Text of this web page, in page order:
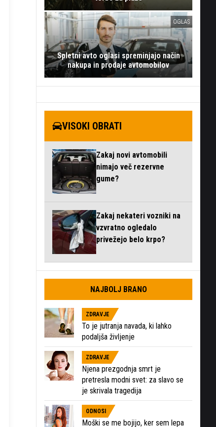
OGLAS
Spletni avto oglasi spreminjajo način
nakupa in prodaje avtomobilov
VISOKI OBRATI
Zakaj novi avtomobili
nimajo več rezervne
gume?
Zakaj nekateri vozniki na
vzvratno ogledalo
privežejo belo krpo?
NAJBOLJ BRANO
ZDRAVJE
To je jutranja navada, ki lahko
podaljša življenje
ZDRAVJE
Njena prezgodnja smrt je
pretresla modni svet: za slavo se
je skrivala tragedija
ODNOSI
Moški se me bojijo, ker sem lepa